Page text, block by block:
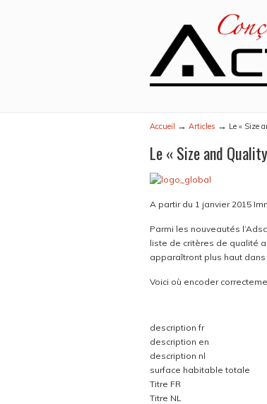
Accueil → Articles → Le « Size
Le « Size and
A partir du 1 janvier 2015
Parmi les nouveautés
liste de critères de qualité
apparaîtront plus haut
Voici où encoder
description fr
description en
description nl
surface habitable totale
Titre FR
Titre NL